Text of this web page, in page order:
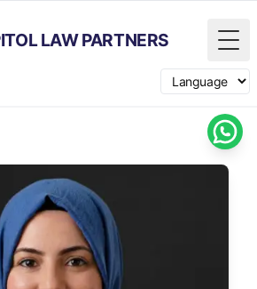
LAW PARTNERS
Switch